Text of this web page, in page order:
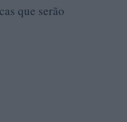
que serão